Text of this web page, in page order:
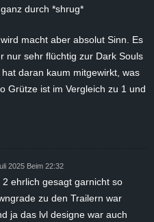
durch *shrug*
macht aber absolut Sinn. Es
nur sehr flüchtig zur Dark Souls
daran kaum mitgewirkt, was
Grütze ist im Vergleich zu 1 und
2025 Beim 22:32
2 ehrlich gesagt garnicht so
zu den Trailern war
ja das lvl designe war auch